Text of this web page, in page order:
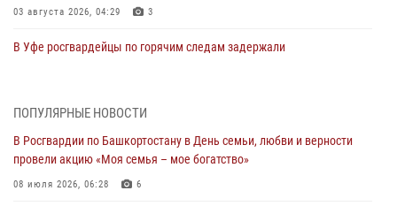
03 августа 2026, 04:29 3
В Уфе росгвардейцы по горячим следам задержали
Башкортостана ответил на вопросы граждан
30 июля 2026, 12:54
ПОПУЛЯРНЫЕ НОВОСТИ
В Росгвардии по Башкортостану в День семьи, любви и верности
провели акцию «Моя семья – мое богатство»
08 июля 2026, 06:28 6